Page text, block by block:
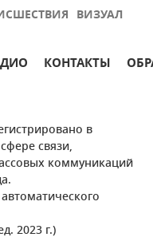
ВИЗУАЛ
КОНТАКТЫ
в
связи,
коммуникаций
2023 г.)